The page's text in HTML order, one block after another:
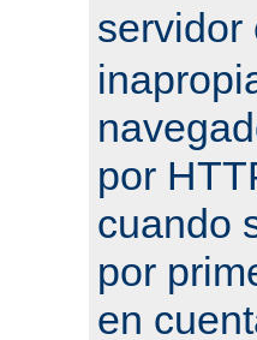
servidor
por
cuando
por
en